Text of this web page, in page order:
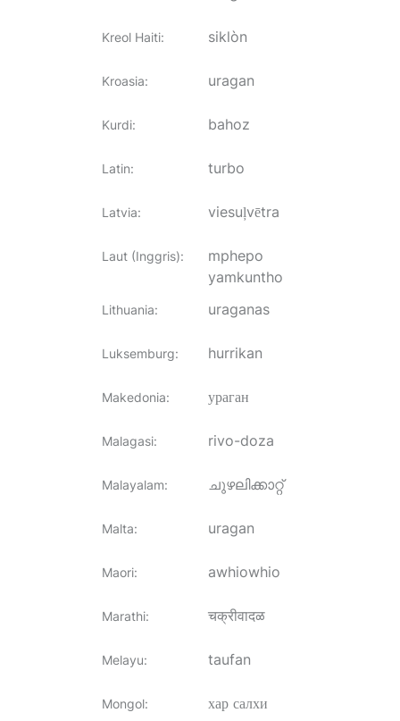
Kreol Haiti: siklòn
Kroasia: uragan
Kurdi: bahoz
Latin: turbo
Latvia: viesuļvētra
Laut (Inggris):
mphepo
yamkuntho
Lithuania: uraganas
Luksemburg: hurrikan
Makedonia: ураган
Malagasi: rivo-doza
Malayalam: ചുഴലിക്കാറ്റ്
Malta: uragan
Maori: awhiowhio
Marathi: चक्रीवादळ
Melayu: taufan
Mongol: хар салхи